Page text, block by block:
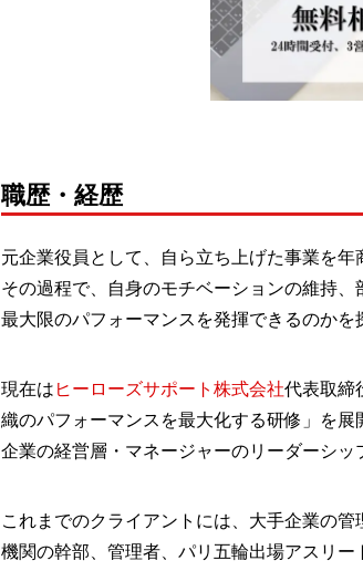
職歴・経歴
元企業役員として、自ら立ち上げた事業を年
その過程で、自身のモチベーションの維持
最大限のパフォーマンスを発揮できるのかを
現在は ヒーローズサポート株式会社代表取締
織のパフォーマンスを最大化する研修」を展
企業の経営層・マネージャーのリーダーシッ
これまでのクライアントには、大手企業の
機関の幹部、管理者、パリ五輪出場アスリ